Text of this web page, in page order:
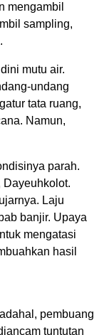
mengambil
sampling,
mutu air.
undang
tata ruang,
Namun,
parah.
Laju
banjir. Upaya
mengatasi
hasil
pembuang
tuntutan